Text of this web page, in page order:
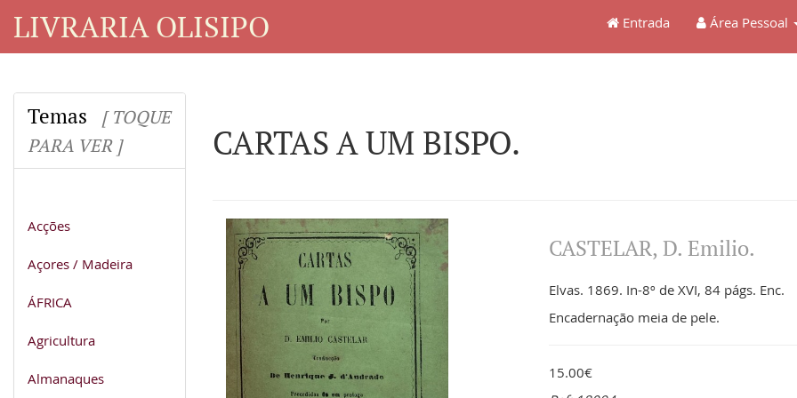
LIVRARIA OLISIPO Entrada Área Pessoal
Temas
[ TOQUE
PARA VER ]
Acções
Açores / Madeira
ÁFRICA
Agricultura
Almanaques
CARTAS A UM BISPO.
CASTELAR, D. Emilio.
Elvas. 1869. In-8º de XVI, 84 págs. Enc.
Encadernação meia de pele.
15.00€